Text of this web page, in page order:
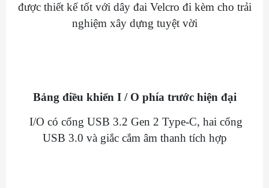
được thiết kế tốt với dây đai Velcro đi kèm cho trải
nghiệm xây dựng tuyệt vời
Bảng điều khiển I / O phía trước hiện đại
I/O có cổng USB 3.2 Gen 2 Type-C, hai cổng
USB 3.0 và giắc cắm âm thanh tích hợp